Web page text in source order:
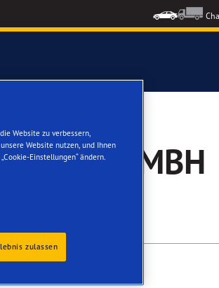
UltraGrip Performance 3 GMBH
Website zu verbessern,
Website nutzen, und Ihnen
Einstellungen“ ändern.
zulassen